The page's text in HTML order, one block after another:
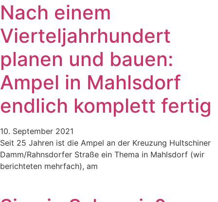
Nach einem
Vierteljahrhundert
planen und bauen:
Ampel in Mahlsdorf
endlich komplett fertig
10. September 2021
Seit 25 Jahren ist die Ampel an der Kreuzung Hultschiner
Damm/Rahnsdorfer Straße ein Thema in Mahlsdorf (wir
berichteten mehrfach), am